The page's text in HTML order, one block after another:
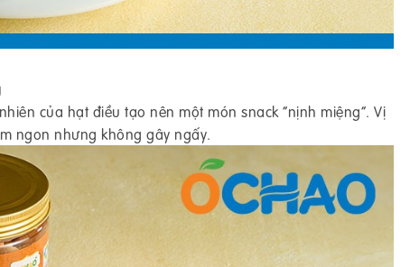
của hạt điều tạo nên một món snack “nịnh miệng”. Vị
ngon nhưng không gây ngấy.